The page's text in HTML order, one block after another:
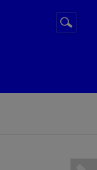
Suche
starten